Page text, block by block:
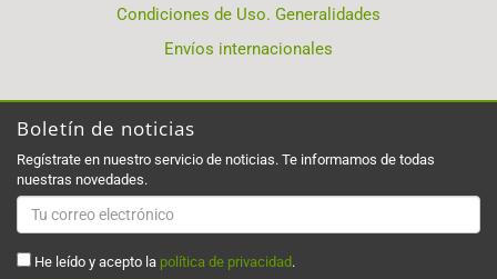
Condiciones de Uso. Generalidades
Envíos internacionales
Boletín de noticias
Regístrate en nuestro servicio de noticias. Te informamos de todas
nuestras novedades.
He leído y acepto la política de privacidad.